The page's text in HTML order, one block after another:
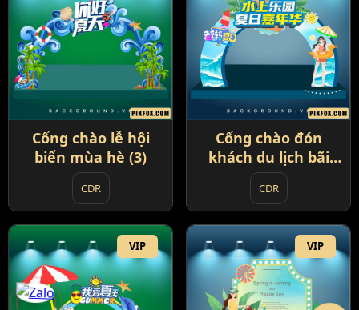
Cổng chào lễ hội
biển mùa hè (3)
CDR
Cổng chào đón
khách du lịch bãi
biển đẹp mắt
CDR
VIP VIP